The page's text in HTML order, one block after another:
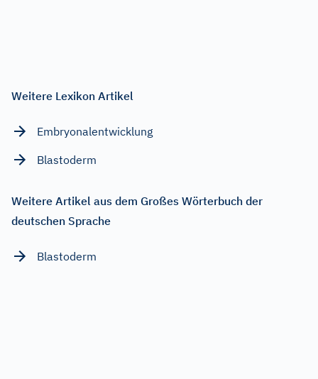
Weitere Lexikon Artikel
Embryonalentwicklung
Blastoderm
Weitere Artikel aus dem Großes Wörterbuch der
deutschen Sprache
Blastoderm